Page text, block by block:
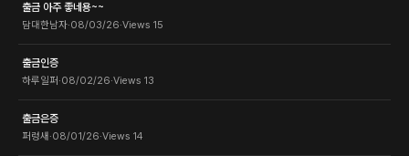
출금 아주 좋네용~~
담대한남자·08/03/26·Views 15
출금인증
하루일퍼·08/02/26·Views 13
출금은증
퍼렁새 ·08/01/26·Views 14